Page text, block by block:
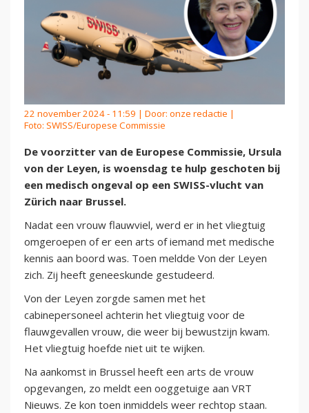
22 november 2024 - 11:59 | Door: onze redactie |
Foto: SWISS/Europese Commissie
De voorzitter van de Europese Commissie, Ursula
von der Leyen, is woensdag te hulp geschoten bij
een medisch ongeval op een SWISS-vlucht van
Zürich naar Brussel.
Nadat een vrouw flauwviel, werd er in het vliegtuig
omgeroepen of er een arts of iemand met medische
kennis aan boord was. Toen meldde Von der Leyen
zich. Zij heeft geneeskunde gestudeerd.
Von der Leyen zorgde samen met het
cabinepersoneel achterin het vliegtuig voor de
flauwgevallen vrouw, die weer bij bewustzijn kwam.
Het vliegtuig hoefde niet uit te wijken.
Na aankomst in Brussel heeft een arts de vrouw
opgevangen, zo meldt een ooggetuige aan VRT
Nieuws. Ze kon toen inmiddels weer rechtop staan.